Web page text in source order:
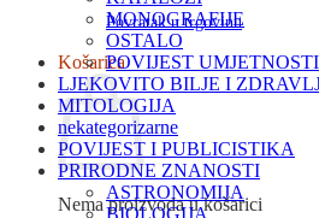
Povratak u trgovinu
Košarica
Nema proizvoda u košarici
MONOGRAFIJE
OSTALO
POVIJEST UMJETNOSTI
LJEKOVITO BILJE I
MITOLOGIJA
nekategorizarne
POVIJEST I PUBLICISTIKA
PRIRODNE ZNANOSTI
ASTRONOMIJA
BIOLOGIJA